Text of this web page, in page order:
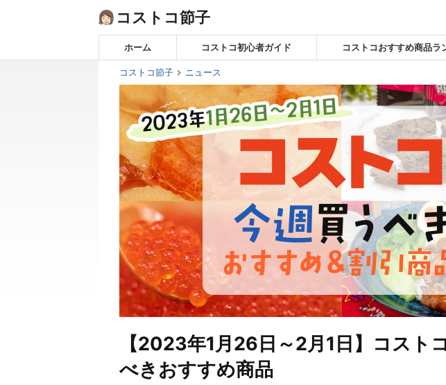
コストコ節子
ホーム コストコ初心者ガイド コストコおすすめ商品ラ
コストコ節子 ニュース
【2023年1月26日～2月1日】コスト
べきおすすめ商品